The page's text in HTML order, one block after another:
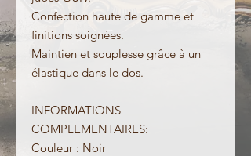
Confection haute de gamme et
finitions soignées.
Maintien et souplesse grâce à un
élastique dans le dos.
INFORMATIONS
COMPLEMENTAIRES:
Couleur : Noir